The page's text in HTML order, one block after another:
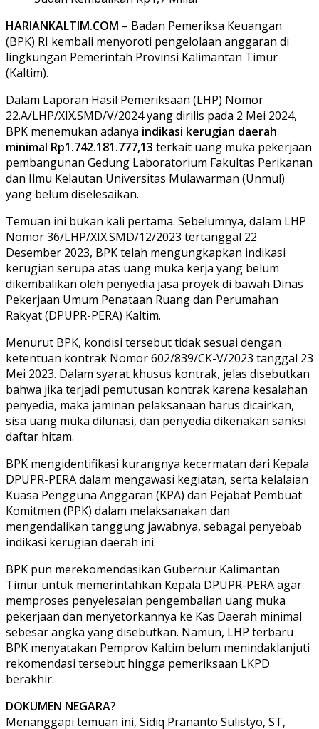
HARIANKALTIM.COM – Badan Pemeriksa Keuangan
(BPK) RI kembali menyoroti pengelolaan anggaran di
lingkungan Pemerintah Provinsi Kalimantan Timur
(Kaltim).
Dalam Laporan Hasil Pemeriksaan (LHP) Nomor
22.A/LHP/XIX.SMD/V/2024 yang dirilis pada 2 Mei 2024,
BPK menemukan adanya indikasi kerugian daerah
minimal Rp1.742.181.777,13 terkait uang muka pekerjaan
pembangunan Gedung Laboratorium Fakultas Perikanan
dan Ilmu Kelautan Universitas Mulawarman (Unmul)
yang belum diselesaikan.
Temuan ini bukan kali pertama. Sebelumnya, dalam LHP
Nomor 36/LHP/XIX.SMD/12/2023 tertanggal 22
Desember 2023, BPK telah mengungkapkan indikasi
kerugian serupa atas uang muka kerja yang belum
dikembalikan oleh penyedia jasa proyek di bawah Dinas
Pekerjaan Umum Penataan Ruang dan Perumahan
Rakyat (DPUPR-PERA) Kaltim.
Menurut BPK, kondisi tersebut tidak sesuai dengan
ketentuan kontrak Nomor 602/839/CK-V/2023 tanggal 23
Mei 2023. Dalam syarat khusus kontrak, jelas disebutkan
bahwa jika terjadi pemutusan kontrak karena kesalahan
penyedia, maka jaminan pelaksanaan harus dicairkan,
sisa uang muka dilunasi, dan penyedia dikenakan sanksi
daftar hitam.
BPK mengidentifikasi kurangnya kecermatan dari Kepala
DPUPR-PERA dalam mengawasi kegiatan, serta kelalaian
Kuasa Pengguna Anggaran (KPA) dan Pejabat Pembuat
Komitmen (PPK) dalam melaksanakan dan
mengendalikan tanggung jawabnya, sebagai penyebab
indikasi kerugian daerah ini.
BPK pun merekomendasikan Gubernur Kalimantan
Timur untuk memerintahkan Kepala DPUPR-PERA agar
memproses penyelesaian pengembalian uang muka
pekerjaan dan menyetorkannya ke Kas Daerah minimal
sebesar angka yang disebutkan. Namun, LHP terbaru
BPK menyatakan Pemprov Kaltim belum menindaklanjuti
rekomendasi tersebut hingga pemeriksaan LKPD
berakhir.
DOKUMEN NEGARA?
Menanggapi temuan ini, Sidiq Prananto Sulistyo, ST,